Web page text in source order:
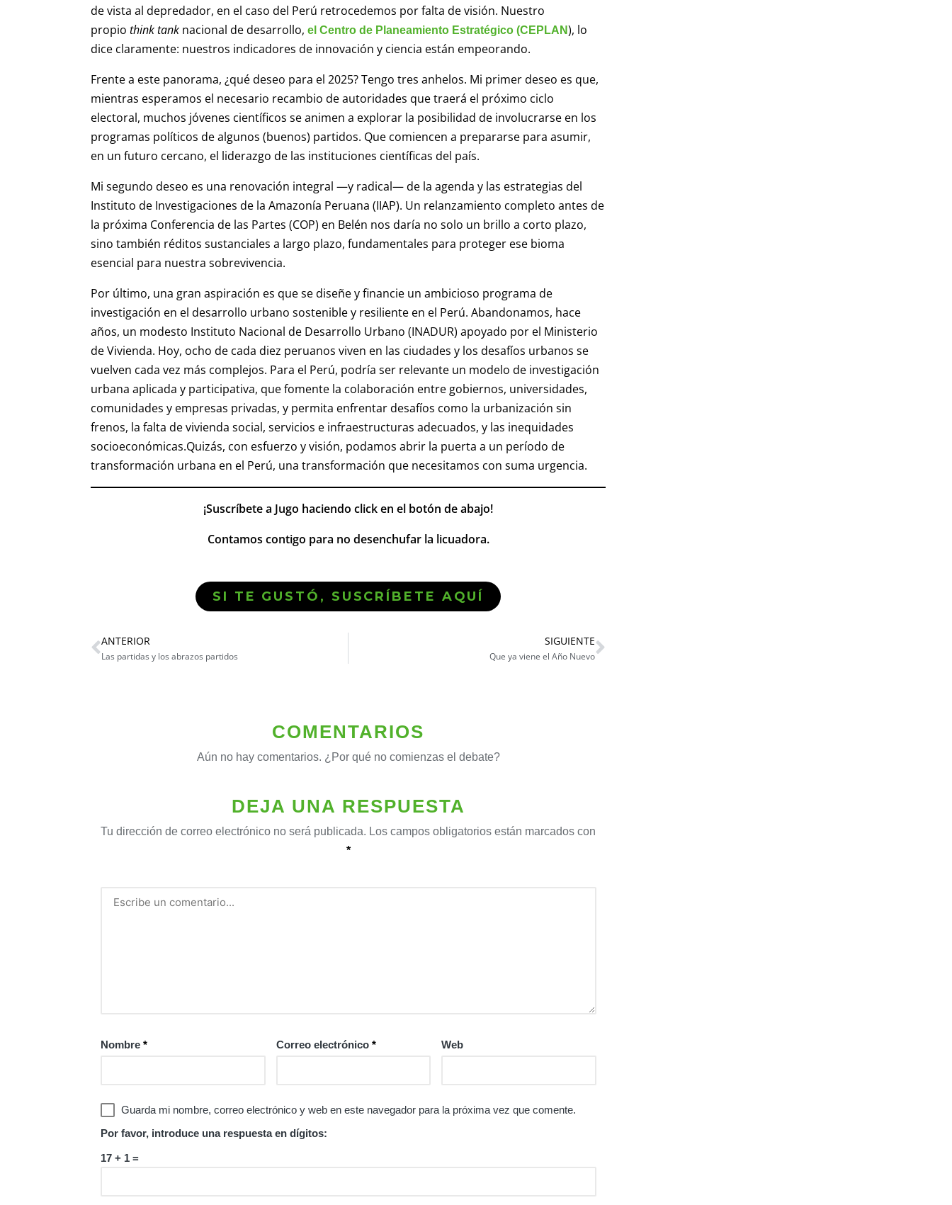
de vista al depredador, en el caso del Perú retrocedemos por falta de visión. Nuestro
propio think tank nacional de desarrollo,el Centro de Planeamiento Estratégico (CEPLAN), lo
dice claramente: nuestros indicadores de innovación y ciencia están empeorando.
Frente a este panorama, ¿qué deseo para el 2025? Tengo tres anhelos. Mi primer deseo es que,
mientras esperamos el necesario recambio de autoridades que traerá el próximo ciclo
electoral, muchos jóvenes científicos se animen a explorar la posibilidad de involucrarse en los
programas políticos de algunos (buenos) partidos. Que comiencen a prepararse para asumir,
en un futuro cercano, el liderazgo de las instituciones científicas del país.
Mi segundo deseo es una renovación integral —y radical— de la agenda y las estrategias del
Instituto de Investigaciones de la Amazonía Peruana (IIAP). Un relanzamiento completo antes de
la próxima Conferencia de las Partes (COP) en Belén nos daría no solo un brillo a corto plazo,
sino también réditos sustanciales a largo plazo, fundamentales para proteger ese bioma
esencial para nuestra sobrevivencia.
Por último, una gran aspiración es que se diseñe y financie un ambicioso programa de
investigación en el desarrollo urbano sostenible y resiliente en el Perú. Abandonamos, hace
años, un modesto Instituto Nacional de Desarrollo Urbano (INADUR) apoyado por el Ministerio
de Vivienda. Hoy, ocho de cada diez peruanos viven en las ciudades y los desafíos urbanos se
vuelven cada vez más complejos. Para el Perú, podría ser relevante un modelo de investigación
urbana aplicada y participativa, que fomente la colaboración entre gobiernos, universidades,
comunidades y empresas privadas, y permita enfrentar desafíos como la urbanización sin
frenos, la falta de vivienda social, servicios e infraestructuras adecuados, y las inequidades
socioeconómicas.Quizás, con esfuerzo y visión, podamos abrir la puerta a un período de
transformación urbana en el Perú, una transformación que necesitamos con suma urgencia.
¡Suscríbete a Jugo haciendo click en el botón de abajo!
Contamos contigo para no desenchufar la licuadora.
SI TE GUSTÓ, SUSCRÍBETE AQUÍ
ANTERIOR
Las partidas y los abrazos partidos
SIGUIENTE
Que ya viene el Año Nuevo
COMENTARIOS
Aún no hay comentarios. ¿Por qué no comienzas el debate?
DEJA UNA RESPUESTA
Tu dirección de correo electrónico no será publicada. Los campos obligatorios están marcados con
*
Nombre * Correo electrónico * Web
Guarda mi nombre, correo electrónico y web en este navegador para la próxima vez que comente.
Por favor, introduce una respuesta en dígitos:
17 + 1 =